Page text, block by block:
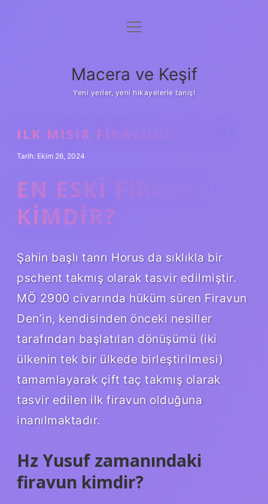
Anasayfa
Yasal Uyarı
menüyü
Macera ve Keşif
Yeni yerler, yeni hikayelerle tanış!
ILK MISIR FIRAVUNU KIMDIR
Tarih: Ekim 26, 2024
EN ESKI FIRAVUN
KIMDIR?
Şahin başlı tanrı Horus da sıklıkla bir
pschent takmış olarak tasvir edilmiştir.
MÖ 2900 civarında hüküm süren Firavun
Den’in, kendisinden önceki nesiller
tarafından başlatılan dönüşümü (iki
ülkenin tek bir ülkede birleştirilmesi)
tamamlayarak çift taç takmış olarak
tasvir edilen ilk firavun olduğuna
inanılmaktadır.
Hz Yusuf zamanındaki
firavun kimdir?